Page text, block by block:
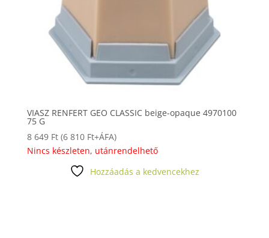
VIASZ RENFERT GEO CLASSIC beige-opaque 4970100
75 G
8 649 Ft (6 810 Ft+ÁFA)
Nincs készleten, utánrendelhető
Hozzáadás a kedvencekhez